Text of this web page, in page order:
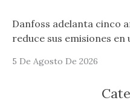
Danfoss adelanta cinco
reduce sus emisiones en
5 De Agosto De 2026